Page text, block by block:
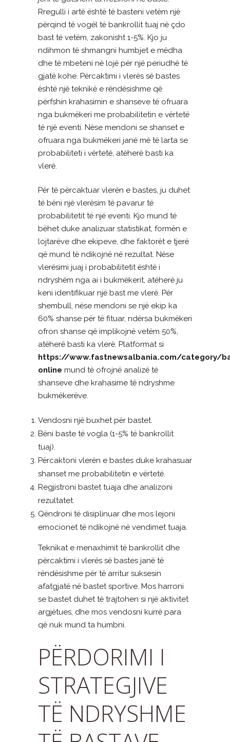
Rregulli i artë është të basteni vetëm një
përqind të vogël të bankrollit tuaj në çdo
bast të vetëm, zakonisht 1-5%. Kjo ju
ndihmon të shmangni humbjet e mëdha
dhe të mbeteni në lojë për një periudhë të
gjatë kohe. Përcaktimi i vlerës së bastes
është një teknikë e rëndësishme që
përfshin krahasimin e shanseve të ofruara
nga bukmëkeri me probabilitetin e vërtetë
të një eventi. Nëse mendoni se shanset e
ofruara nga bukmëkeri janë më të larta se
probabiliteti i vërtetë, atëherë basti ka
vlerë.
Për të përcaktuar vlerën e bastes, ju duhet
të bëni një vlerësim të pavarur të
probabilitetit të një eventi. Kjo mund të
bëhet duke analizuar statistikat, formën e
lojtarëve dhe ekipeve, dhe faktorët e tjerë
që mund të ndikojnë në rezultat. Nëse
vlerësimi juaj i probabilitetit është i
ndryshëm nga ai i bukmëkerit, atëherë ju
keni identifikuar një bast me vlerë. Për
shembull, nëse mendoni se një ekip ka
60% shanse për të fituar, ndërsa bukmëkeri
ofron shanse që implikojnë vetëm 50%,
atëherë basti ka vlerë. Platformat si
https://www.fastnewsalbania.com/category/
online mund të ofrojnë analizë të
shanseve dhe krahasime të ndryshme
bukmëkerëve.
Vendosni një buxhet për bastet.
Bëni baste të vogla (1-5% të bankrollit
tuaj).
Përcaktoni vlerën e bastes duke krahasuar
shanset me probabilitetin e vërtetë.
Regjistroni bastet tuaja dhe analizoni
rezultatet.
Qëndroni të disiplinuar dhe mos lejoni
emocionet të ndikojnë në vendimet tuaja.
Teknikat e menaxhimit të bankrollit dhe
përcaktimi i vlerës së bastes janë të
rëndësishme për të arritur suksesin
afatgjatë në bastet sportive. Mos harroni
se bastet duhet të trajtohen si një aktivitet
argjëtues, dhe mos vendosni kurrë para
që nuk mund ta humbni.
PËRDORIMI I
STRATEGJIVE
TË NDRYSHME